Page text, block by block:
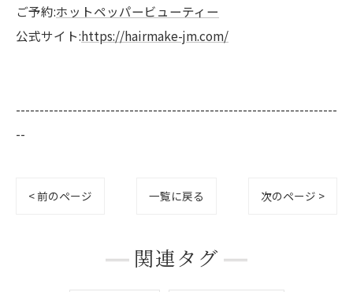
ご予約:ホットペッパービューティー
公式サイト:https://hairmake-jm.com/
--------------------------------------------------------------------
--
< 前のページ 一覧に戻る 次のページ >
関連タグ